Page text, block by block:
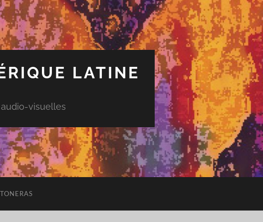
LATINE
visuelles